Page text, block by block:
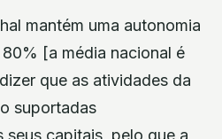
mantém uma autonomia
[a média nacional é
que as atividades da
suportadas